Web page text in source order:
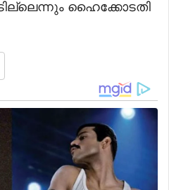
ഹൈക്കോടതി